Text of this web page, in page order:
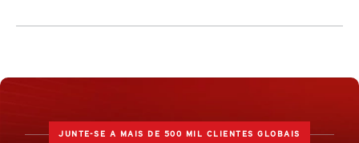
JUNTE-SE A MAIS DE 500 MIL CLIENTES GLOBAIS